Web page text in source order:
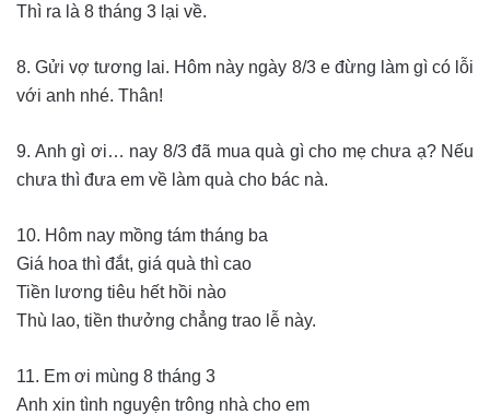
Thì ra là 8 tháng 3 lại về.
8. Gửi vợ tương lai. Hôm này ngày 8/3 e đừng làm gì có lỗi
với anh nhé. Thân!
9. Anh gì ơi… nay 8/3 đã mua quà gì cho mẹ chưa ạ? Nếu
chưa thì đưa em về làm quà cho bác nà.
10. Hôm nay mồng tám tháng ba
Giá hoa thì đắt, giá quà thì cao
Tiền lương tiêu hết hồi nào
Thù lao, tiền thưởng chẳng trao lễ này.
11. Em ơi mùng 8 tháng 3
Anh xin tình nguyện trông nhà cho em